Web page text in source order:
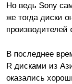
Но ведь Sony
же тогда диски
производителей
В последнее
R дисками из
оказались